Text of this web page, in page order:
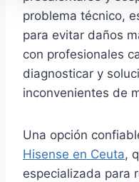
problema técnico,
para evitar daños
con profesionales
diagnosticar y
inconvenientes de
Una opción
Hisense en Ceuta,
especializada para